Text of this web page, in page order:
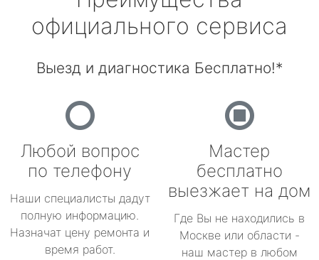
официального сервиса
Выезд и диагностика Бесплатно!*
Любой вопрос
по телефону
Наши специалисты дадут
полную информацию.
Назначат цену ремонта и
время работ.
Мастер
бесплатно
выезжает на дом
Где Вы не находились в
Москве или области -
наш мастер в любом